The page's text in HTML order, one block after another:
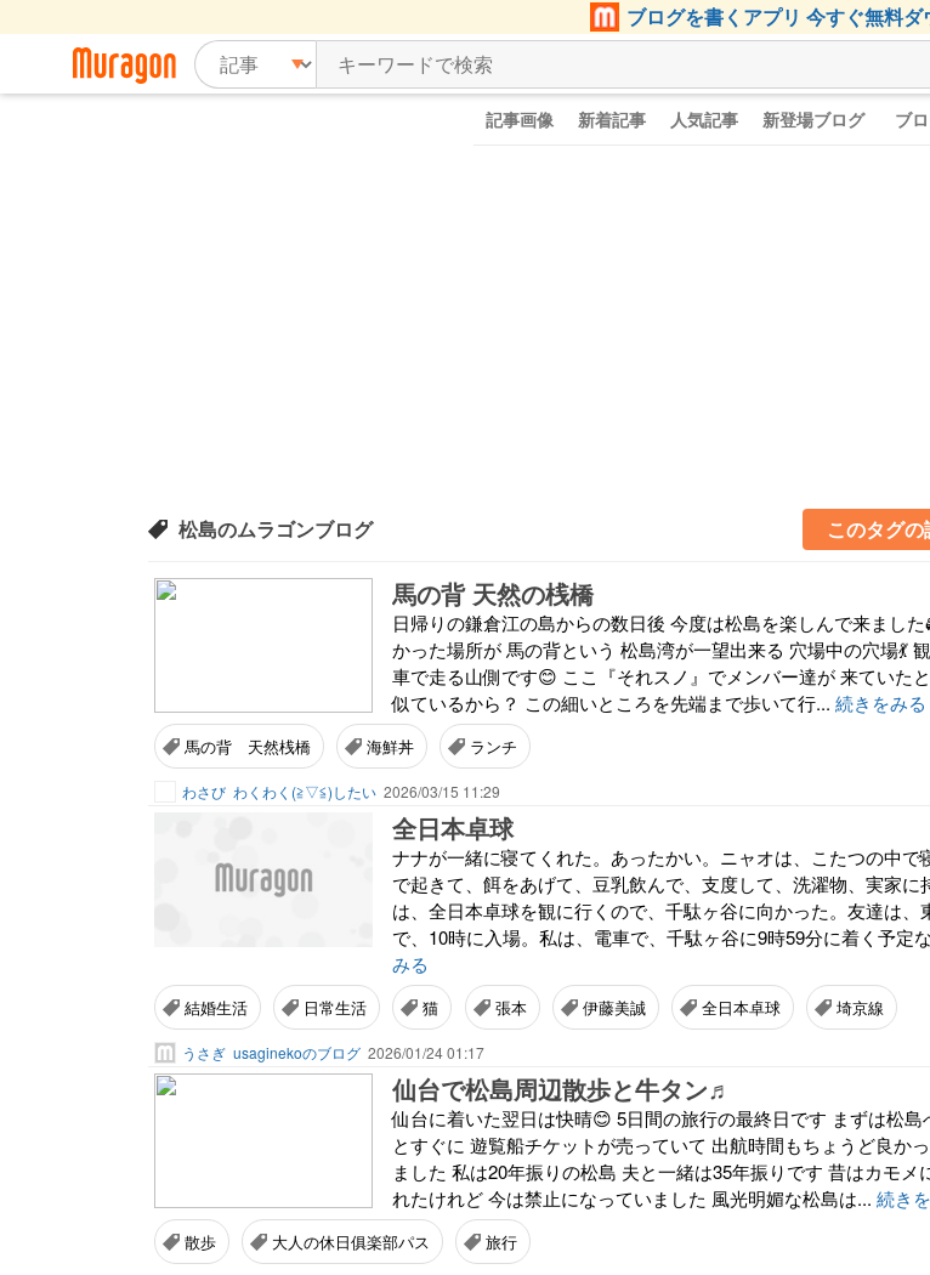
ブログを書くアプリ 今すぐ無料ダ
記事画像 新着記事 人気記事 新登場ブログ ブ
松島のムラゴンブログ このタグ
馬の背 天然の桟橋
日帰りの鎌倉江の島からの数日後 今度は松島を楽しんで来ました
かった場所が 馬の背という 松島湾が一望出来る 穴場中の穴場💃
車で走る山側です😊 ここ『それスノ』でメンバー達が 来ていた
似ているから？ この細いところを先端まで歩いて行... 続きをみる
馬の背 天然桟橋 海鮮丼 ランチ
わさび わくわく(⁠≧⁠▽⁠≦⁠)したい 2026/03/15 11:29
全日本卓球
ナナが一緒に寝てくれた。あったかい。ニャオは、こたつの中で
で起きて、餌をあげて、豆乳飲んで、支度して、洗濯物、実家に
は、全日本卓球を観に行くので、千駄ヶ谷に向かった。友達は、
で、10時に入場。私は、電車で、千駄ヶ谷に9時59分に着く予定
みる
結婚生活 日常生活 猫 張本 伊藤美誠 全日本卓球 埼京線
うさぎ usaginekoのブログ 2026/01/24 01:17
仙台で松島周辺散歩と牛タン♬
仙台に着いた翌日は快晴😊 5日間の旅行の最終日です まずは松島
とすぐに 遊覧船チケットが売っていて 出航時間もちょうど良か
ました 私は20年振りの松島 夫と一緒は35年振りです 昔はカモメ
れたけれど 今は禁止になっていました 風光明媚な松島は... 続き
散歩 大人の休日俱楽部パス 旅行